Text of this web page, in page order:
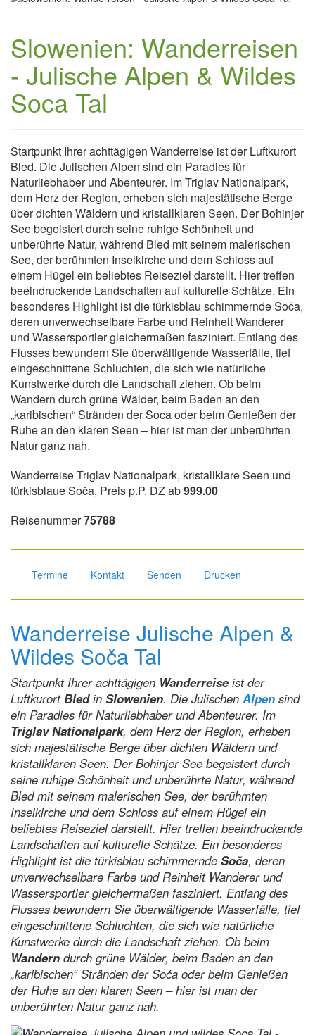
Slowenien: Wanderreisen
- Julische Alpen & Wildes
Soca Tal
Startpunkt Ihrer achttägigen Wanderreise ist der Luftkurort
Bled. Die Julischen Alpen sind ein Paradies für
Naturliebhaber und Abenteurer. Im Triglav Nationalpark,
dem Herz der Region, erheben sich majestätische Berge
über dichten Wäldern und kristallklaren Seen. Der Bohinjer
See begeistert durch seine ruhige Schönheit und
unberührte Natur, während Bled mit seinem malerischen
See, der berühmten Inselkirche und dem Schloss auf
einem Hügel ein beliebtes Reiseziel darstellt. Hier treffen
beeindruckende Landschaften auf kulturelle Schätze. Ein
besonderes Highlight ist die türkisblau schimmernde Soča,
deren unverwechselbare Farbe und Reinheit Wanderer
und Wassersportler gleichermaßen fasziniert. Entlang des
Flusses bewundern Sie überwältigende Wasserfälle, tief
eingeschnittene Schluchten, die sich wie natürliche
Kunstwerke durch die Landschaft ziehen. Ob beim
Wandern durch grüne Wälder, beim Baden an den
„karibischen“ Stränden der Soca oder beim Genießen der
Ruhe an den klaren Seen – hier ist man der unberührten
Natur ganz nah.
Wanderreise Triglav Nationalpark, kristallklare Seen und
türkisblaue Soča, Preis p.P. DZ ab999.00
Reisenummer75788
Termine Kontakt Senden Drucken
Wanderreise Julische Alpen &
Wildes Soča Tal
Startpunkt Ihrer achttägigen Wanderreiseist der
LuftkurortBledin Slowenien. Die Julischen Alpen sind
ein Paradies für Naturliebhaber und Abenteurer. Im
Triglav Nationalpark, dem Herz der Region, erheben
sich majestätische Berge über dichten Wäldern und
kristallklaren Seen. Der Bohinjer See begeistert durch
seine ruhige Schönheit und unberührte Natur, während
Bled mit seinem malerischen See, der berühmten
Inselkirche und dem Schloss auf einem Hügel ein
beliebtes Reiseziel darstellt. Hier treffen beeindruckende
Landschaften auf kulturelle Schätze. Ein besonderes
Highlight ist die türkisblau schimmernde Soča, deren
unverwechselbare Farbe und Reinheit Wanderer und
Wassersportler gleichermaßen fasziniert. Entlang des
Flusses bewundern Sie überwältigende Wasserfälle, tief
eingeschnittene Schluchten, die sich wie natürliche
Kunstwerke durch die Landschaft ziehen. Ob beim
Wandern durch grüne Wälder, beim Baden an den
„karibischen“ Stränden der Soča oder beim Genießen
der Ruhe an den klaren Seen – hier ist man der
unberührten Natur ganz nah.